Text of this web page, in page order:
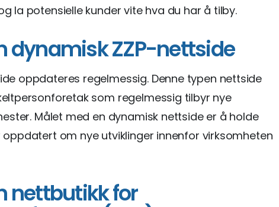
la potensielle kunder vite hva du har å tilby.
dynamisk ZZP-nettside
oppdateres regelmessig. Denne typen nettside
som regelmessig tilbyr nye
Målet med en dynamisk nettside er å holde
oppdatert om nye utviklinger innenfor virksomheten
nettbutikk for